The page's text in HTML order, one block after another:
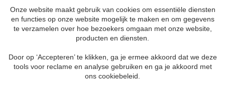
Contact
Nieuws & Vacatures
Algemene voorwaarden
Privacy en cookie policy
Onze website maakt gebruik van cookies om essentiële diensten
en functies op onze website mogelijk te maken en om gegevens
te verzamelen over hoe bezoekers omgaan met onze website,
producten en diensten.
Door op ‘Accepteren’ te klikken, ga je ermee akkoord dat we deze
tools voor reclame en analyse gebruiken en ga je akkoord met
ons cookiebeleid.